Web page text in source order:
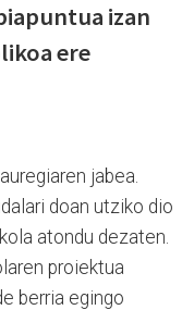
izan
ere
jabea.
doan utziko dio
atondu dezaten.
proiektua
berria egingo